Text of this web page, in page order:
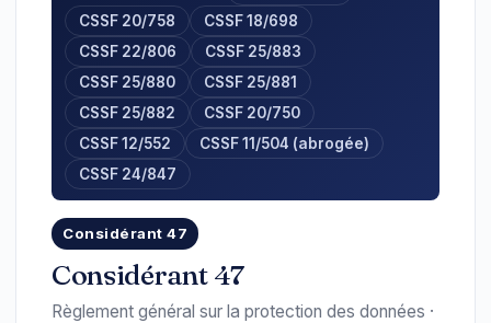
CSSF 20/758
CSSF 18/698
CSSF 22/806
CSSF 25/883
CSSF 25/880
CSSF 25/881
CSSF 25/882
CSSF 20/750
CSSF 12/552
CSSF 11/504 (abrogée)
CSSF 24/847
Considérant 47
Considérant 47
Règlement général sur la protection des données ·